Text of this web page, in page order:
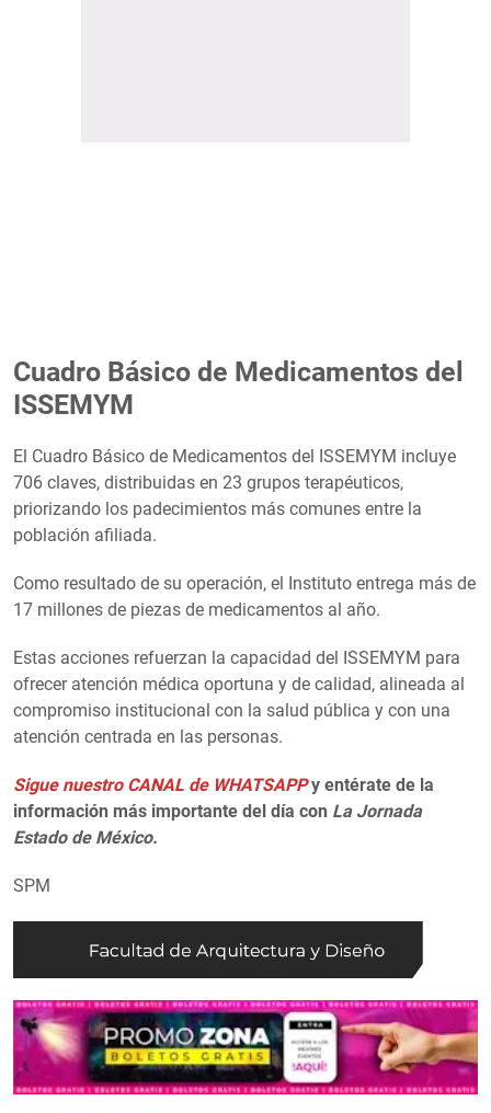
Cuadro Básico de Medicamentos del
ISSEMYM
El Cuadro Básico de Medicamentos del ISSEMYM incluye
706 claves, distribuidas en 23 grupos terapéuticos,
priorizando los padecimientos más comunes entre la
población afiliada.
Como resultado de su operación, el Instituto entrega más de
17 millones de piezas de medicamentos al año.
Estas acciones refuerzan la capacidad del ISSEMYM para
ofrecer atención médica oportuna y de calidad, alineada al
compromiso institucional con la salud pública y con una
atención centrada en las personas.
Sigue nuestro CANAL de WHATSAPPy entérate de la
información más importante del día con La Jornada
Estado de México.
SPM